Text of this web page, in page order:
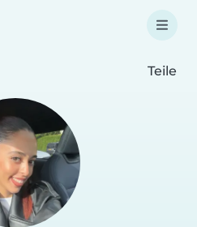
Teile